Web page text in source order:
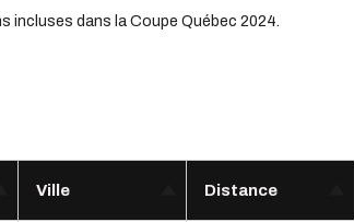
incluses dans la Coupe Québec 2024.
Ville Distance